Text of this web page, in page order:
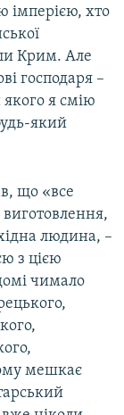
імперією, хто
Крим. Але
господаря –
я смію
який
що «все
виготовлення,
людина, –
з цією
чимало
мешкає